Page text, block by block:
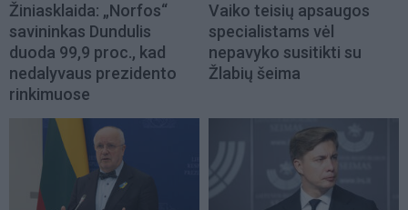
Žiniasklaida: „Norfos“
savininkas Dundulis
duoda 99,9 proc., kad
nedalyvaus prezidento
rinkimuose
Vaiko teisių apsaugos
specialistams vėl
nepavyko susitikti su
Žlabių šeima